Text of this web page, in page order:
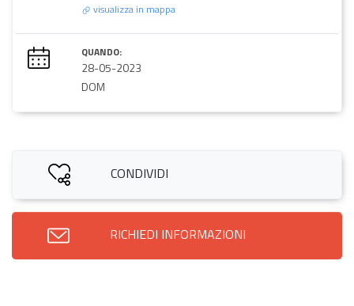
visualizza in mappa
QUANDO:
28-05-2023
DOM
CONDIVIDI
RICHIEDI INFORMAZIONI